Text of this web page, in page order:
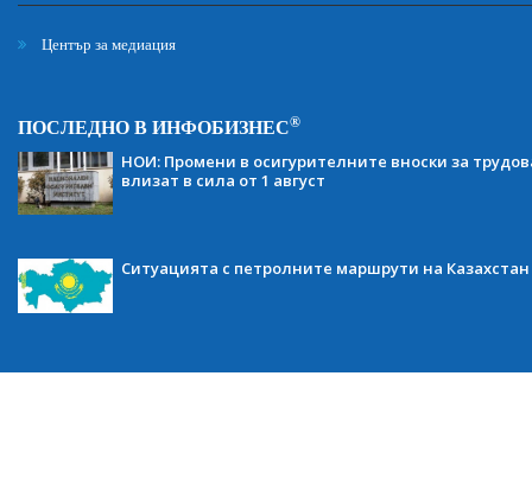
Център за медиация
ПОСЛЕДНО В ИНФОБИЗНЕС®
НОИ: Промени в осигурителните вноски за
влизат в сила от 1 август
Ситуацията с петролните маршрути на Казахстан